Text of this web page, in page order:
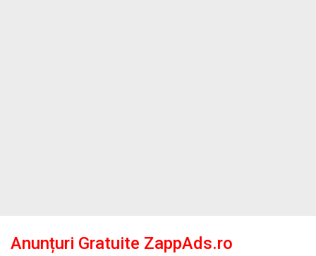
Anunțuri Gratuite ZappAds.ro